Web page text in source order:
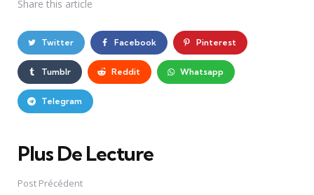
Share this article
Twitter Facebook Pinterest
Tumblr Reddit Whatsapp
Telegram
Plus De Lecture
Post
navigation
Post Précédent